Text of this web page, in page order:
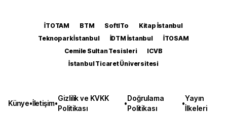
İTOTAM BTM SoftITo
Kitap İstanbul
Teknopark İstanbul
İDTM İstanbul
İTOSAM
Cemile Sultan Tesisleri
ICVB
İstanbul Ticaret Üniversitesi
Künye•İletişim•
Gizlilik ve KVKK
Politikası
•
Doğrulama
Politikası
•
Yayın
İlkeleri